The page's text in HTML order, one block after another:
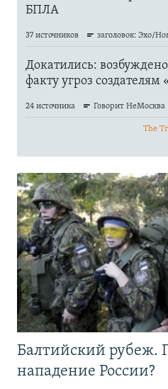
Балтийский рубеж.
нападение России?